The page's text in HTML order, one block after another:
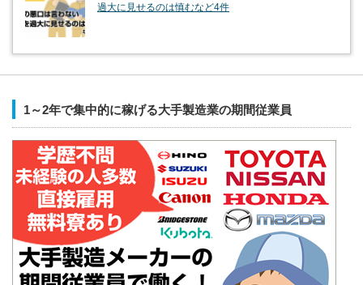
過大に見せるのは慎むなど4件
1～2年で集中的に稼げる大手製造業の期間従業員